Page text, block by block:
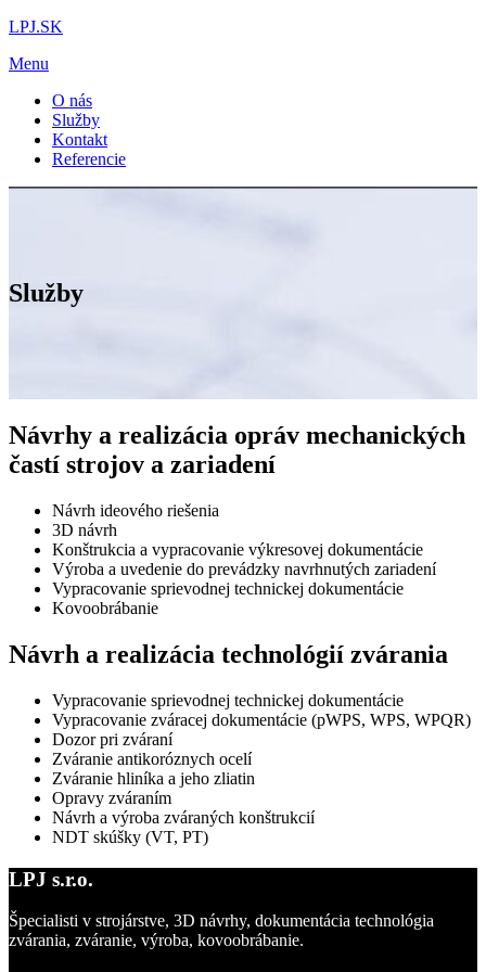
Preskočiť
obsah
LPJ.SK
Menu
O nás
Služby
Kontakt
Referencie
Služby
Návrhy a realizácia opráv mechanických
častí strojov a zariadení
Návrh ideového riešenia
3D návrh
Konštrukcia a vypracovanie výkresovej dokumentácie
Výroba a uvedenie do prevádzky navrhnutých zariadení
Vypracovanie sprievodnej technickej dokumentácie
Kovoobrábanie
Návrh a realizácia technológií zvárania
Vypracovanie sprievodnej technickej dokumentácie
Vypracovanie zváracej dokumentácie (pWPS, WPS, WPQR)
Dozor pri zváraní
Zváranie antikoróznych ocelí
Zváranie hliníka a jeho zliatin
Opravy zváraním
Návrh a výroba zváraných konštrukcií
NDT skúšky (VT, PT)
LPJ s.r.o.
Špecialisti v strojárstve, 3D návrhy, dokumentácia technológia
zvárania, zváranie, výroba, kovoobrábanie.